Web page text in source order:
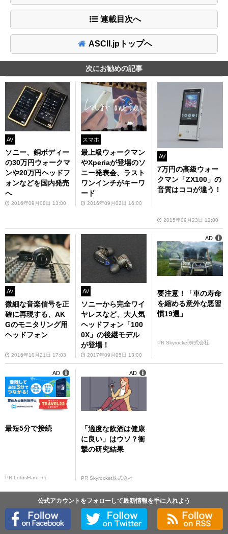
連載目次へ
ASCII.jpトップへ
次にお勧めの記事
AV
ソニー、銅ボディー
の30万円ウォークマ
ンや20万円ヘッドフ
ォンなどを国内発売
へ
2016年09月08日 13:00
スマホ
最上級ウォークマン
やXperiaが登場のソ
ニー発表会、ラスト
ワンインチがキーワ
ード
2016年09月02日 16:00
AV
7万円の高級ウォー
クマン「ZX100」の
音質はココが違う！
2015年09月23日 12:00
AV
微細な音楽信号を正
確に再現する、AK
Gのモニタリング用
ヘッドフォン
2016年10月21日 17:03
AV
ソニーから完全ワイ
ヤレスなど、大人気
ヘッドフォン「100
0X」の後継モデル
が登場！
2017年09月05日 13:00
要注意！「車の寿命
を縮める意外な悪習
慣19選」
PR Skyrocket株式会社
AD
最短5分で接続
PR LotusFlare Inc
AD
「適度な飲酒は健康
に良い」はウソ？衝
撃の研究結果
PR Skyrocket株式会社
AD
公式アカウントをフォローして最新情報を手に入れよう